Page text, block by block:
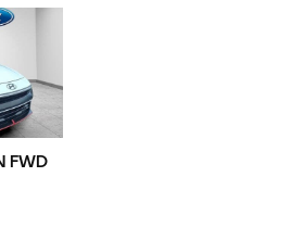
FWD